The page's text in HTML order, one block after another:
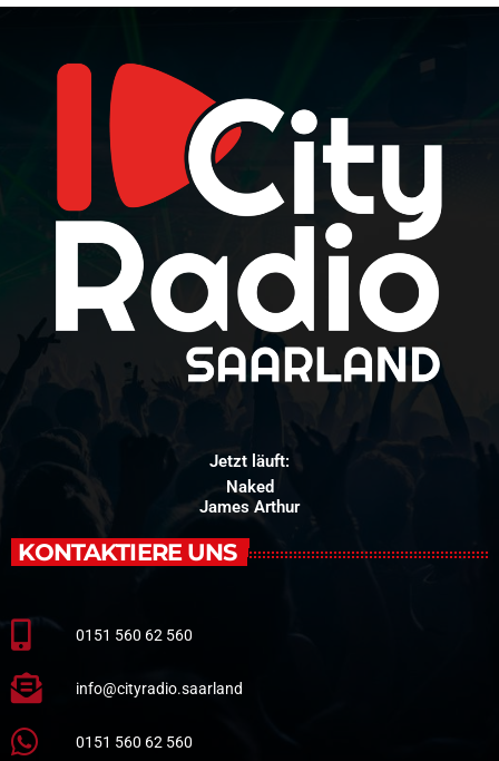
Jetzt läuft:
Naked
James Arthur
KONTAKTIERE UNS
0151 560 62 560
info@cityradio.saarland
0151 560 62 560